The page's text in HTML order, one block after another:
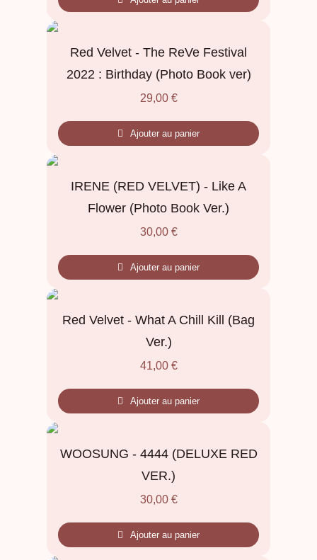
Red Velvet - The ReVe Festival
2022 : Birthday (Photo Book ver)
29,00 €
Ajouter au panier
IRENE (RED VELVET) - Like A
Flower (Photo Book Ver.)
30,00 €
Ajouter au panier
Red Velvet - What A Chill Kill (Bag
Ver.)
41,00 €
Ajouter au panier
WOOSUNG - 4444 (DELUXE RED
VER.)
30,00 €
Ajouter au panier